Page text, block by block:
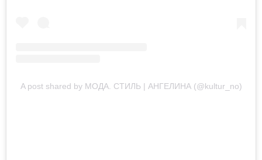
A post shared by МОДА. СТИЛЬ | АНГЕЛИНА (@kultur_no)